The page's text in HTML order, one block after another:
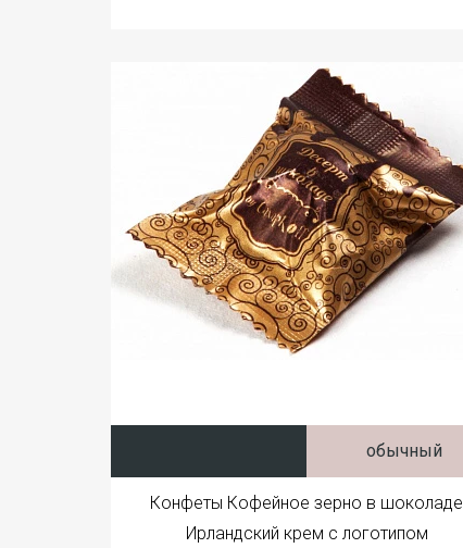
обычный
Конфеты Кофейное зерно в шоколаде
Ирландский крем с логотипом